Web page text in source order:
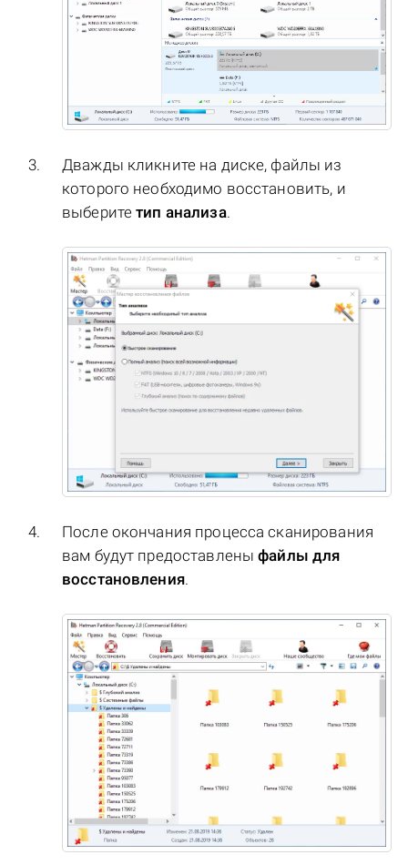
Дважды кликните на диске, файлы из
которого необходимо восстановить, и
выберитетип анализа.
После окончания процесса сканирования
вам будут предоставленыфайлы для
восстановления.